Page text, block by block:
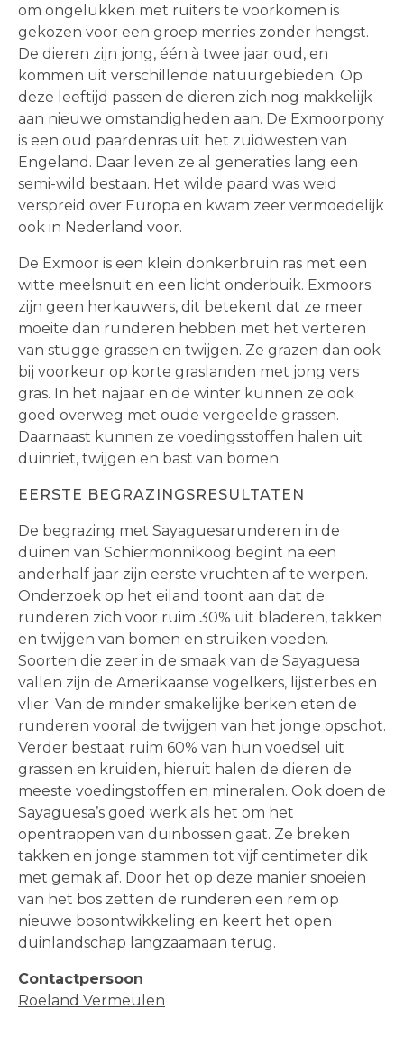
om ongelukken met ruiters te voorkomen is
gekozen voor een groep merries zonder hengst.
De dieren zijn jong, één à twee jaar oud, en
kommen uit verschillende natuurgebieden. Op
deze leeftijd passen de dieren zich nog makkelijk
aan nieuwe omstandigheden aan. De Exmoorpony
is een oud paardenras uit het zuidwesten van
Engeland. Daar leven ze al generaties lang een
semi-wild bestaan. Het wilde paard was weid
verspreid over Europa en kwam zeer vermoedelijk
ook in Nederland voor.
De Exmoor is een klein donkerbruin ras met een
witte meelsnuit en een licht onderbuik. Exmoors
zijn geen herkauwers, dit betekent dat ze meer
moeite dan runderen hebben met het verteren
van stugge grassen en twijgen. Ze grazen dan ook
bij voorkeur op korte graslanden met jong vers
gras. In het najaar en de winter kunnen ze ook
goed overweg met oude vergeelde grassen.
Daarnaast kunnen ze voedingsstoffen halen uit
duinriet, twijgen en bast van bomen.
EERSTE BEGRAZINGSRESULTATEN
De begrazing met Sayaguesarunderen in de
duinen van Schiermonnikoog begint na een
anderhalf jaar zijn eerste vruchten af te werpen.
Onderzoek op het eiland toont aan dat de
runderen zich voor ruim 30% uit bladeren, takken
en twijgen van bomen en struiken voeden.
Soorten die zeer in de smaak van de Sayaguesa
vallen zijn de Amerikaanse vogelkers, lijsterbes en
vlier. Van de minder smakelijke berken eten de
runderen vooral de twijgen van het jonge opschot.
Verder bestaat ruim 60% van hun voedsel uit
grassen en kruiden, hieruit halen de dieren de
meeste voedingstoffen en mineralen. Ook doen de
Sayaguesa’s goed werk als het om het
opentrappen van duinbossen gaat. Ze breken
takken en jonge stammen tot vijf centimeter dik
met gemak af. Door het op deze manier snoeien
van het bos zetten de runderen een rem op
nieuwe bosontwikkeling en keert het open
duinlandschap langzaamaan terug.
Contactpersoon
Roeland Vermeulen